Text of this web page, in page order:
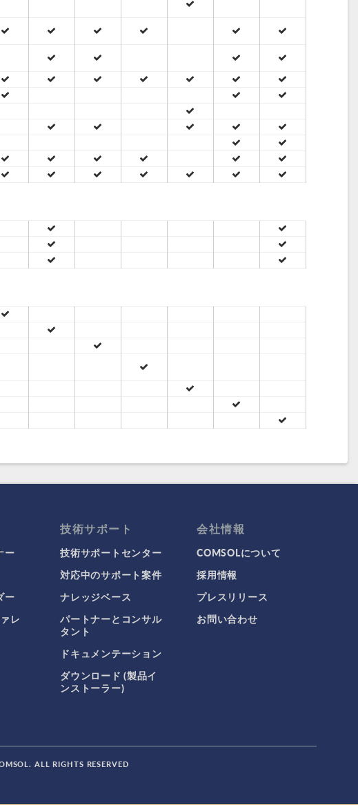
ー
ー
レ
技術サポート
技術サポートセンター
対応中のサポート案件
ナレッジベース
パートナーとコンサル
タント
ドキュメンテーション
ダウンロード (製品イ
ンストーラー)
会社情報
COMSOLについて
採用情報
プレスリリース
お問い合わせ
ALL RIGHTS RESERVED